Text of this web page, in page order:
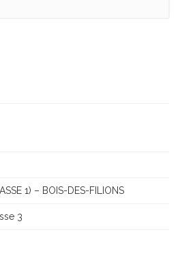
1) – BOIS-DES-FILIONS
3